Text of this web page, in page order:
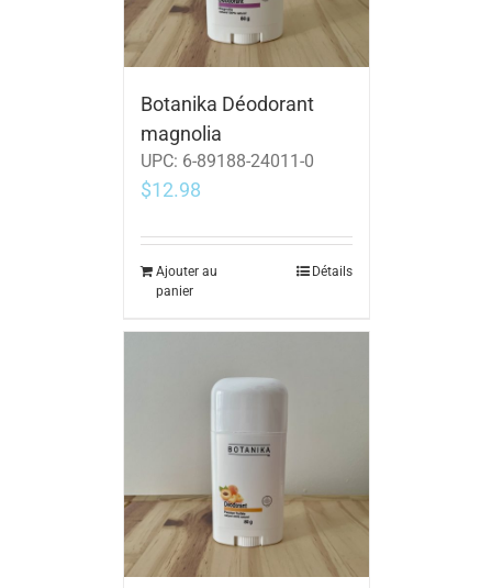
Botanika Déodorant
magnolia
UPC: 6-89188-24011-0
$12.98
Ajouter au
panier
Détails